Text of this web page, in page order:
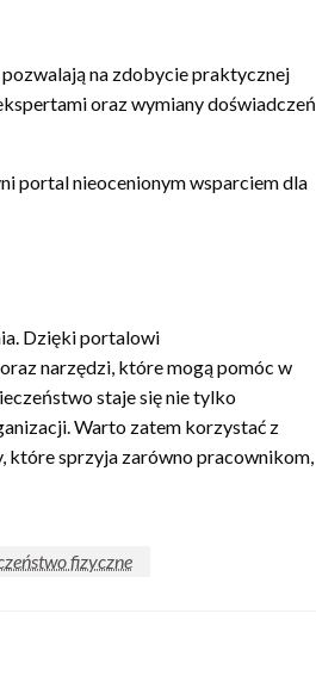
na zdobycie praktycznej
oraz wymiany doświadczeń
portal nieocenionym wsparciem dla
Dzięki portalowi
narzędzi, które mogą pomóc w
staje się nie tylko
Warto zatem korzystać z
które sprzyja zarówno pracownikom,
fizyczne